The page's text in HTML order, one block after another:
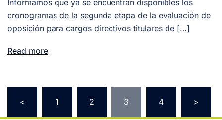
Informamos que ya se encuentran disponibles los
cronogramas de la segunda etapa de la evaluación de
oposición para cargos directivos titulares de […]
Read more
< 1 2 3 4 >